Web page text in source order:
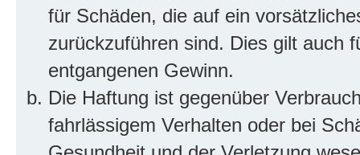
für Schäden, die auf ein
zurückzuführen sind. Dies gilt auch
entgangenen Gewinn.
Die Haftung ist gegenüber
fahrlässigem Verhalten oder bei